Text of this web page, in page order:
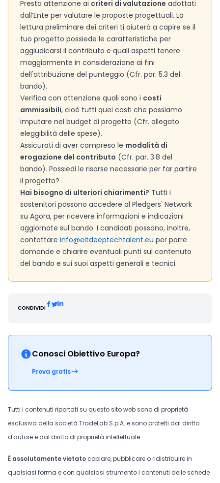
Presta attenzione ai criteri di valutazione adottati
dall’Ente per valutare le proposte progettuali. La
lettura preliminare dei criteri ti aiuterà a capire se il
tuo progetto possiede le caratteristiche per
aggiudicarsi il contributo e quali aspetti tenere
maggiormente in considerazione ai fini
dell'attribuzione del punteggio (Cfr. par. 5.3 del
bando).
Verifica con attenzione quali sono i costi
ammissibili, cioè tutti quei costi che possiamo
imputare nel budget di progetto (Cfr. allegato
eleggibilità delle spese).
Assicurati di aver compreso le modalità di
erogazione del contributo (Cfr. par. 3.8 del
bando). Possiedi le risorse necessarie per far partire
il progetto?
Hai bisogno di ulteriori chiarimenti? Tutti i
sostenitori possono accedere al Pledgers' Network
su Agora, per ricevere informazioni e indicazioni
aggiornate sul bando. I candidati possono, inoltre,
contattare info@eitdeeptechtalent.eu per porre
domande e chiarire eventuali punti sul contenuto
del bando e sui suoi aspetti generali e tecnici.
CONDIVIDI
Conosci Obiettivo Europa?
Prova gratis
Tutti i contenuti riportati su questo sito web sono di proprietà
esclusiva della società TradeLab S.p.A. e sono protetti dal diritto
d'autore e dal diritto di proprietà intellettuale.
È assolutamente vietato copiare, pubblicare o ridistribuire in
qualsiasi forma e con qualsiasi strumento i contenuti delle schede